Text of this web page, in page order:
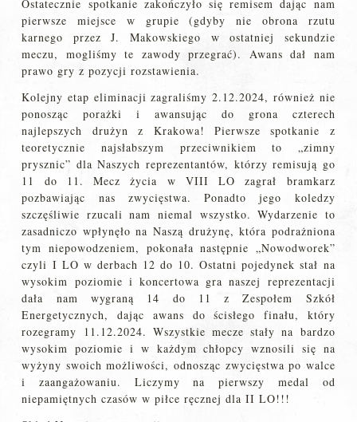
Ostatecznie spotkanie zakończyło się remisem dając nam
pierwsze miejsce w grupie (gdyby nie obrona rzutu
karnego przez J. Makowskiego w ostatniej sekundzie
meczu, mogliśmy te zawody przegrać). Awans dał nam
prawo gry z pozycji rozstawienia.
Kolejny etap eliminacji zagraliśmy 2.12.2024, również nie
ponosząc porażki i awansując do grona czterech
najlepszych drużyn z Krakowa! Pierwsze spotkanie z
teoretycznie najsłabszym przeciwnikiem to „zimny
prysznic” dla Naszych reprezentantów, którzy remisują go
11 do 11. Mecz życia w VIII LO zagrał bramkarz
pozbawiając nas zwycięstwa. Ponadto jego koledzy
szczęśliwie rzucali nam niemal wszystko. Wydarzenie to
zasadniczo wpłynęło na Naszą drużynę, która podrażniona
tym niepowodzeniem, pokonała następnie „Nowodworek”
czyli I LO w derbach 12 do 10. Ostatni pojedynek stał na
wysokim poziomie i koncertowa gra naszej reprezentacji
dała nam wygraną 14 do 11 z Zespołem Szkół
Energetycznych, dając awans do ścisłego finału, który
rozegramy 11.12.2024. Wszystkie mecze stały na bardzo
wysokim poziomie i w każdym chłopcy wznosili się na
wyżyny swoich możliwości, odnosząc zwycięstwa po walce
i zaangażowaniu. Liczymy na pierwszy medal od
niepamiętnych czasów w piłce ręcznej dla II LO!!!